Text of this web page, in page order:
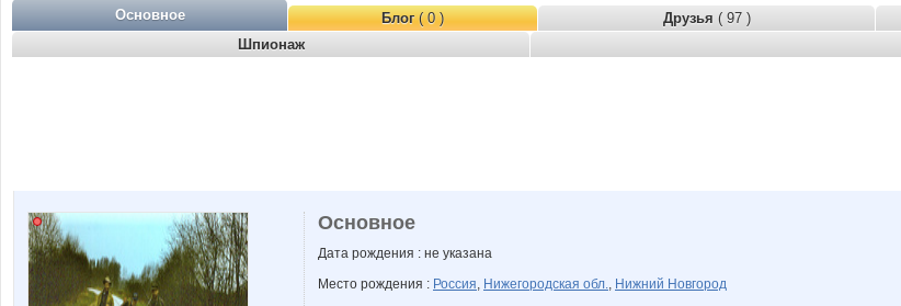
Основное Блог( 0 ) Друзья ( 97 )
Шпионаж
Основное
Дата рождения : не указана
Место рождения : Россия, Нижегородская обл., Нижний Новгород